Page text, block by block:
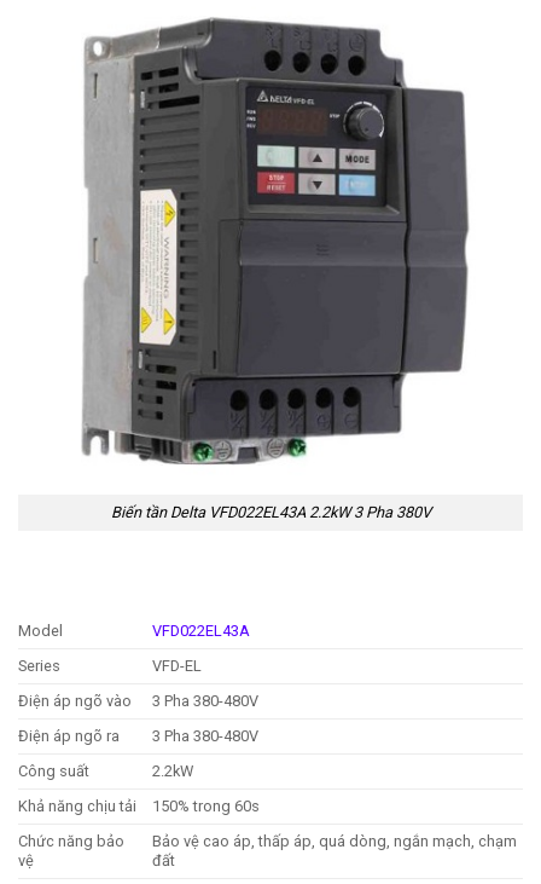
Biến tần Delta VFD022EL43A 2.2kW 3 Pha 380V
Model
VFD022EL43A
Series
VFD-EL
Điện áp ngõ vào
3 Pha 380-480V
Điện áp ngõ ra
3 Pha 380-480V
Công suất
2.2kW
Khả năng chịu tải
150% trong 60s
Chức năng bảo
vệ
Bảo vệ cao áp, thấp áp, quá dòng, ngắn mạch, chạm
đất